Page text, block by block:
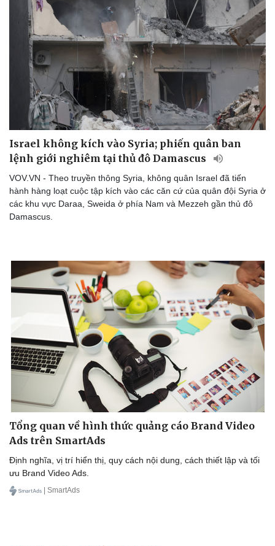
Israel không kích vào Syria; phiến quân ban
lệnh giới nghiêm tại thủ đô Damascus
VOV.VN - Theo truyền thông Syria, không quân Israel đã tiến
hành hàng loạt cuộc tập kích vào các căn cứ của quân đội Syria ở
các khu vực Daraa, Sweida ở phía Nam và Mezzeh gần thủ đô
Damascus.
Tổng quan về hình thức quảng cáo Brand Video
Ads trên SmartAds
Định nghĩa, vị trí hiển thị, quy cách nội dung, cách thiết lập và tối
ưu Brand Video Ads.
| SmartAds